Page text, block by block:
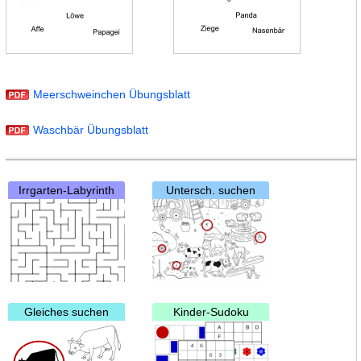
Meerschweinchen Übungsblatt
Waschbär Übungsblatt
Irrgarten-Labyrinth Untersch. suchen
Gleiches suchen Kinder-Sudoku